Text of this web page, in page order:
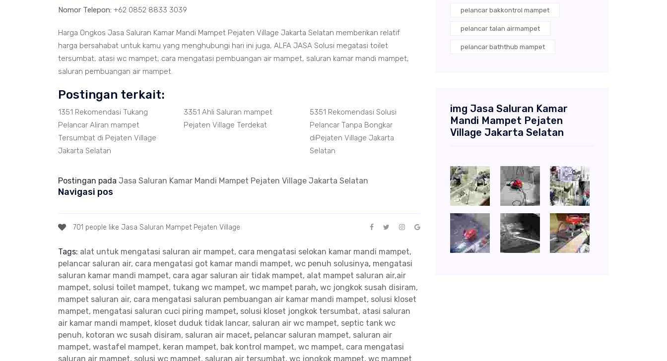
Nomor Telepon: +62 0852 8833 3039
Harga Ongkos Jasa Saluran Kamar Mandi Mampet Pejaten Village Jakarta Selatan memberikan relatif
harga bersahabat untuk kamu yang menghubungi hari ini juga, ALFA JASA Solusi megatasi toilet
tersumbat, atasi wc mampet, cara mengatasi pembuangan air mampet, saluran kamar mandi mampet,
saluran pembuangan air mampet.
Postingan terkait:
1351 Rekomendasi Tukang
Pelancar Aliran mampet
Tersumbat di Pejaten Village
Jakarta Selatan
3351 Ahli Saluran mampet
Pejaten Village Terdekat
5351 Rekomendasi Solusi
Pelancar Tanpa Bongkar
diPejaten Village Jakarta
Selatan
Postingan pada Jasa Saluran Kamar Mandi Mampet Pejaten Village Jakarta Selatan
Navigasi pos
701 people like Jasa Saluran Mampet Pejaten Village
Tags: alat untuk mengatasi saluran air mampet, cara mengatasi selokan kamar mandi mampet,
pelancar saluran air, cara mengatasi got kamar mandi mampet, wc penuh solusinya, mengatasi
saluran kamar mandi mampet, cara agar saluran air tidak mampet, alat mampet saluran air,air
mampet, solusi toilet mampet, tukang wc mampet, wc mampet parah, wc jongkok susah disiram,
mampet saluran air, cara mengatasi saluran pembuangan air kamar mandi mampet, solusi kloset
mampet, mengatasi saluran cuci piring mampet, solusi kloset jongkok tersumbat, atasi saluran
air kamar mandi mampet, kloset duduk tidak lancar, saluran air wc mampet, septic tank wc
penuh, kotoran wc susah disiram, saluran air macet, pelancar saluran mampet, saluran air
mampet, wastafel mampet, keran mampet, bak kontrol mampet, wc mampet, cara mengatasi
saluran air mampet, solusi wc mampet, saluran air tersumbat, wc jongkok mampet, wc mampet
pelancar bakkontrol mampet
pelancar talan airmampet
pelancar baththub mampet
img Jasa Saluran Kamar
Mandi Mampet Pejaten
Village Jakarta Selatan